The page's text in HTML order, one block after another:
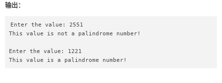
输出：
Enter the value: 2551
This value is not a palindrome number!
Enter the value: 1221
This value is a palindrome number!